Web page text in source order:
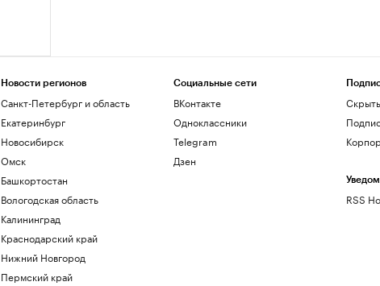
Новости регионов
Санкт-Петербург и область
Екатеринбург
Новосибирск
Омск
Башкортостан
Вологодская область
Калининград
Краснодарский край
Нижний Новгород
Пермский край
Социальные сети
ВКонтакте
Одноклассники
Telegram
Дзен
RSS